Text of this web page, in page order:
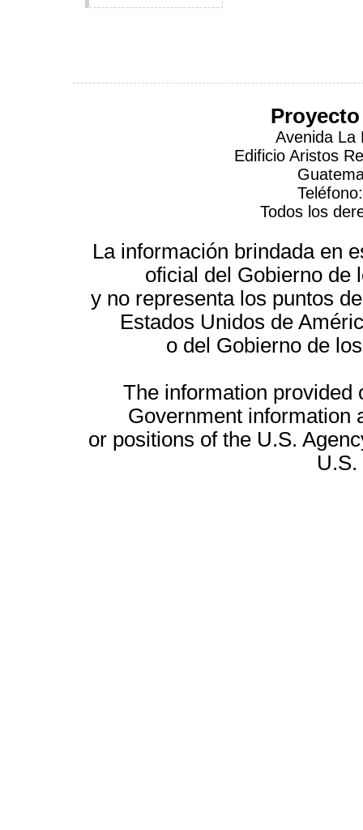
Avenida La
Edificio Aristos
Todos los
La información brindada en
oficial del Gobierno de
y no representa los puntos
Estados Unidos de
o del Gobierno de
The information provided
Government information
or positions of the U.S.